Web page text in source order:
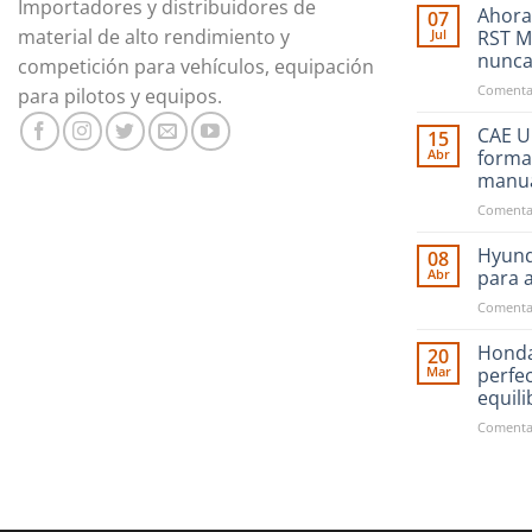
Importadores y distribuidores de
material de alto rendimiento y
competición para vehículos, equipación
para pilotos y equipos.
07
Jul
RST
nunca
15
Abr
CAE
08
Abr
para
20
Mar